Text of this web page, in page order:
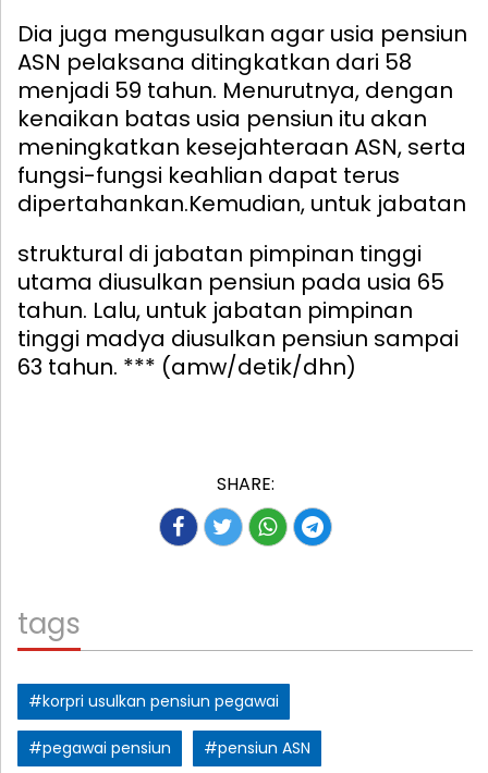
Dia juga mengusulkan agar usia pensiun
ASN pelaksana ditingkatkan dari 58
menjadi 59 tahun. Menurutnya, dengan
kenaikan batas usia pensiun itu akan
meningkatkan kesejahteraan ASN, serta
fungsi-fungsi keahlian dapat terus
dipertahankan.Kemudian, untuk jabatan
struktural di jabatan pimpinan tinggi
utama diusulkan pensiun pada usia 65
tahun. Lalu, untuk jabatan pimpinan
tinggi madya diusulkan pensiun sampai
63 tahun. *** (amw/detik/dhn)
SHARE:
tags
#korpri usulkan pensiun pegawai
#pegawai pensiun #pensiun ASN